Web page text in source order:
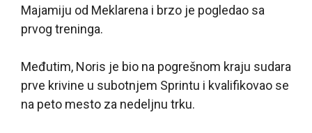
Majamiju od Meklarena i brzo je pogledao sa
prvog treninga.
Međutim, Noris je bio na pogrešnom kraju sudara
prve krivine u subotnjem Sprintu i kvalifikovao se
na peto mesto za nedeljnu trku.